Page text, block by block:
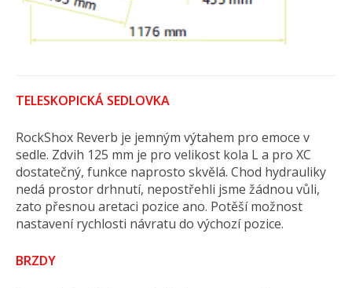
TELESKOPICKÁ SEDLOVKA
RockShox Reverb je jemným výtahem pro emoce v
sedle. Zdvih 125 mm je pro velikost kola L a pro XC
dostatečný, funkce naprosto skvělá. Chod hydrauliky
nedá prostor drhnutí, nepostřehli jsme žádnou vůli,
zato přesnou aretaci pozice ano. Potěší možnost
nastavení rychlosti návratu do výchozí pozice.
BRZDY